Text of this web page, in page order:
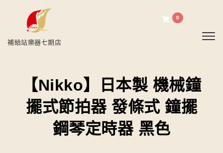
補給站樂器七期店
0
【Nikko】日本製 機械鐘
擺式節拍器 發條式 鐘擺
鋼琴定時器 黑色